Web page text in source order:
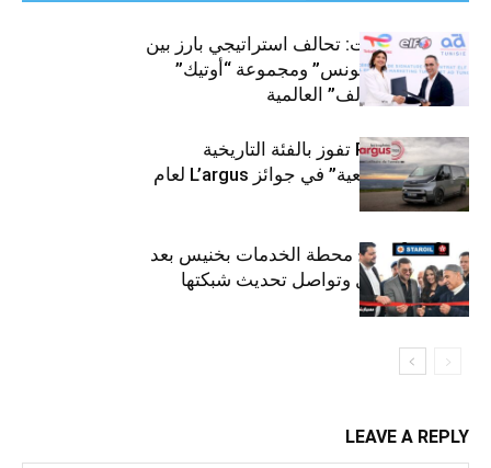
قطاع السيارات: تحالف استراتيجي بارز بين
“توتال إنرجيز تونس” ومجموعة “أوتيك”
لتوزيع زيوت “إلف” العالمية
كيا PV5 Cargo تفوز بالفئة التاريخية
“للمركبات النفعية” في جوائز L’argus لعام
2026
ستارأويل تفتتح محطة الخدمات بخنيس بعد
تجديدهابالكامل وتواصل تحديث شبكتها
LEAVE A REPLY